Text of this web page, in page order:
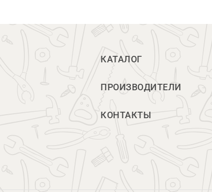
КАТАЛОГ
ПРОИЗВОДИТЕЛИ
КОНТАКТЫ